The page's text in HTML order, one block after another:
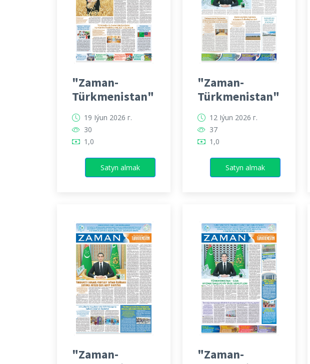
"Zaman-
Türkmenistan"
19 Iýun 2026 г.
30
1,0
Satyn almak
"Zaman-
Türkmenistan"
12 Iýun 2026 г.
37
1,0
Satyn almak
"Zaman-
"Zaman-